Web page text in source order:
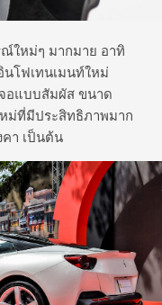
ใหม่ๆ มากมาย อาทิ
โฟเทนเมนท์ใหม่
อแบบสัมผัส ขนาด
ม่ที่มีประสิทธิภาพมาก
า เป็นต้น